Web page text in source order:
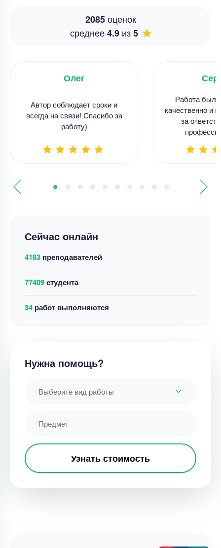
Сейчас онлайн
4183 преподавателей
77409студента
45 работ выполняются
Нужна помощь?
Выберите вид работы
Узнать стоимость
2085оценок
среднее4.9 из5
Олег
Автор соблюдает сроки и
всегда на связи! Спасибо за
работу)
Работа
качественно и
за